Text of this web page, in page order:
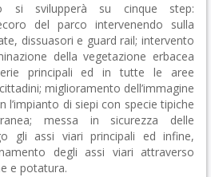
si svilupperà su cinque step:
del parco intervenendo sulla
dissuasori e guard rail; intervento
della vegetazione erbacea
principali ed in tutte le aree
miglioramento dell’immagine
l’impianto di siepi con specie tipiche
messa in sicurezza delle
gli assi viari principali ed infine,
degli assi viari attraverso
e potatura.